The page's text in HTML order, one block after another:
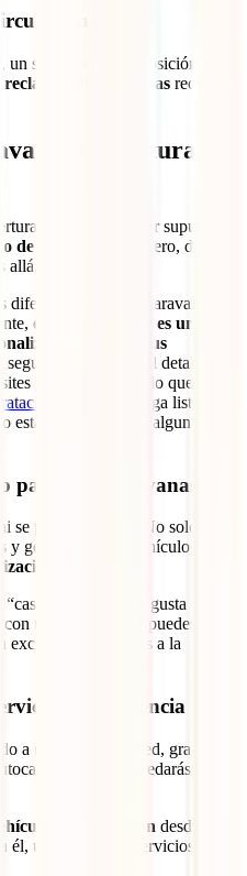
tráfico
un servicio a tu disposición
reclamación de multas recibidas
Coberturas
básicas que, por supuesto,
de autocaravana
pero, desde
allá.
diferente, que cada caravana es
el IATI Camper es una
al máximo sus
de caravana al detalle, de
y no pagues por lo que no
tienes una larga lista de
estas son, sin duda, algunas de
para autocaravanas
se plantean llegar. No solo
y gestiones de tu vehículo,
motorizada” y gusta de
con tu IATI Camper puedes
exclusiva destinados a la
de excelencia extra
a un taller de la Red, gracias a
no te quedarás nunca
de sustitución desde el
él, una batería de servicios a tu